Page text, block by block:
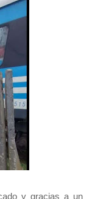
y gracias a un